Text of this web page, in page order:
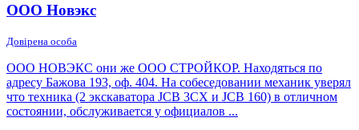
ООО Новэкс
Довірена особа
ООО НОВЭКС они же ООО СТРОЙКОР. Находяться по
адресу Бажова 193, оф. 404. На собеседовании механик уверял
что техника (2 экскаватора JCB 3CX и JCB 160) в отличном
состоянии, обслуживается у официалов ...